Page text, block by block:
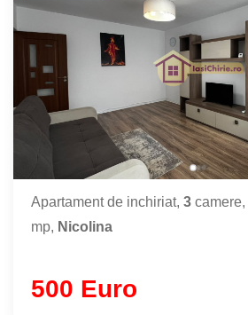
Apartament de inchiriat, 3 camere,
mp, Nicolina
500 Euro